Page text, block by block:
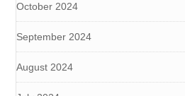
October 2024
September 2024
August 2024